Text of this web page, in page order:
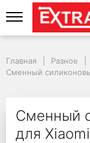
Главная
Разное
Сменный
Сменный
для